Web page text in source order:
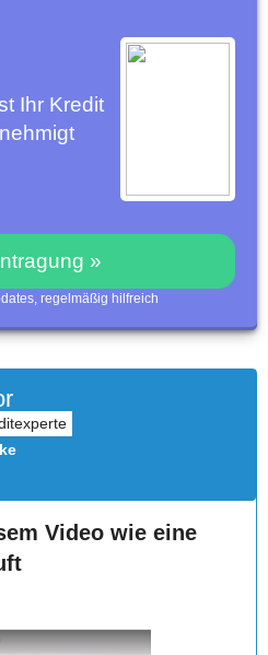
Ihr Kredit
»
regelmäßig hilfreich
Video wie eine